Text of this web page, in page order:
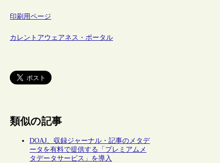
印刷用ページ
カレントアウェアネス・ポータル
類似の記事
DOAJ、収録ジャーナル・記事のメタデ
ータを有料で提供する「プレミアムメ
タデータサービス」を導入